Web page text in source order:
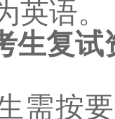
英语。
生复
需按